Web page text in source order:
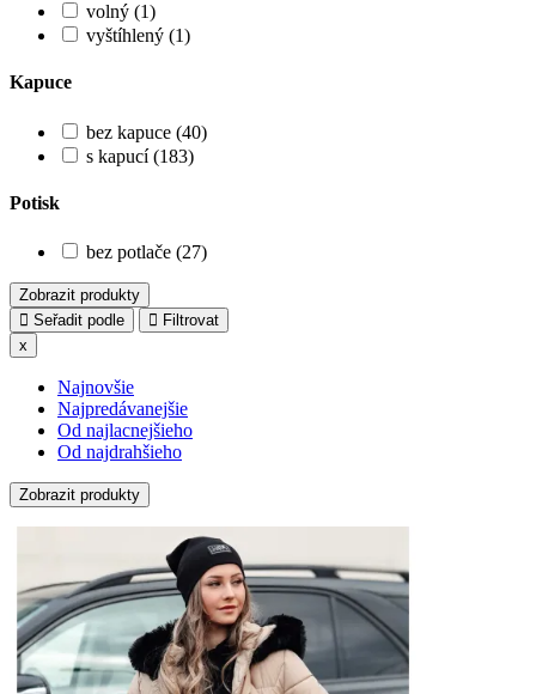
volný (1)
vyštíhlený (1)
Kapuce
bez kapuce (40)
s kapucí (183)
Potisk
bez potlače (27)
Zobrazit produkty
Seřadit podle
Filtrovat
x
Najnovšie
Najpredávanejšie
Od najlacnejšieho
Od najdrahšieho
Zobrazit produkty